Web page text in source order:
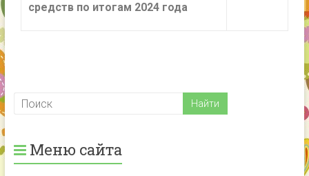
средств по итогам 2024 года
Меню сайта